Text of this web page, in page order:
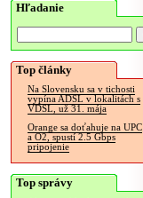
Hľadanie
Top články
Na Slovensku sa v tichosti
vypína ADSL v lokalitách s
VDSL, už 31. mája
Orange sa doťahuje na UPC
a O2, spustí 2.5 Gbps
pripojenie
Top správy